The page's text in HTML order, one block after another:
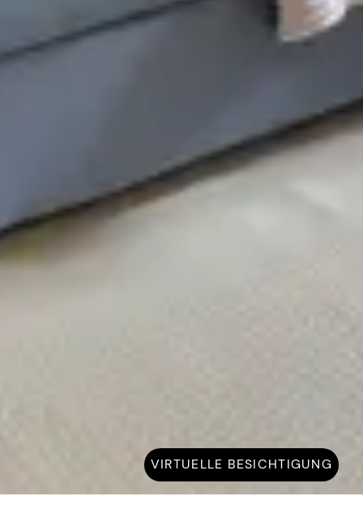
VIRTUELLE BESICHTIGUNG